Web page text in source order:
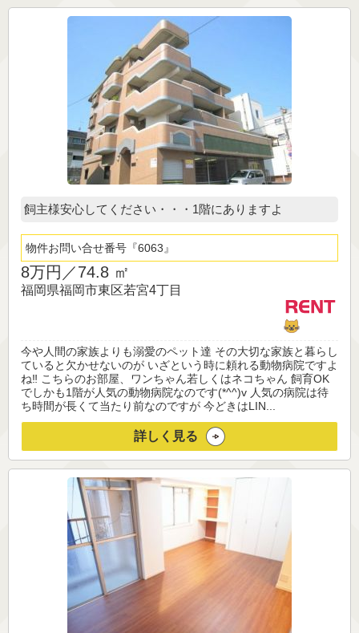
飼主様安心してください・・・1階にありますよ
物件お問い合せ番号 6063
8万円／74.8 ㎡
福岡県福岡市東区若宮4丁目
今や人間の家族よりも溺愛のペット達 その大切な家族と暮らし
ていると欠かせないのが いざという時に頼れる動物病院ですよ
ね‼ こちらのお部屋、ワンちゃん若しくはネコちゃん 飼育OK
でしかも1階が人気の動物病院なのです(*^^)v 人気の病院は待
ち時間が長くて当たり前なのですが 今どきはLIN...
詳しく見る